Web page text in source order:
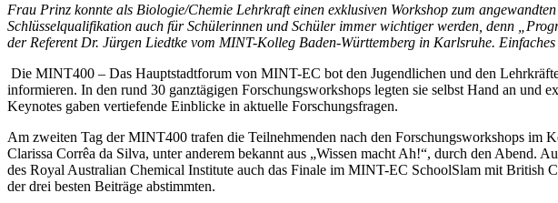
Frau Prinz konnte als Biologie/Chemie Lehrkraft einen exklusiven Workshop zum
Schlüsselqualifikation auch für Schülerinnen und Schüler immer wichtiger werden, denn
der Referent Dr. Jürgen Liedtke vom MINT-Kolleg Baden-Württemberg in Karlsruhe.
Die MINT400 – Das Hauptstadtforum von MINT-EC bot den Jugendlichen und den
informieren. In den rund 30 ganztägigen Forschungsworkshops legten sie selbst Hand an
Keynotes gaben vertiefende Einblicke in aktuelle Forschungsfragen.
Am zweiten Tag der MINT400 trafen die Teilnehmenden nach den Forschungsworkshops
Clarissa Corrêa da Silva, unter anderem bekannt aus „Wissen macht Ah!“, durch den Abend.
des Royal Australian Chemical Institute auch das Finale im MINT-EC SchoolSlam mit
der drei besten Beiträge abstimmten.